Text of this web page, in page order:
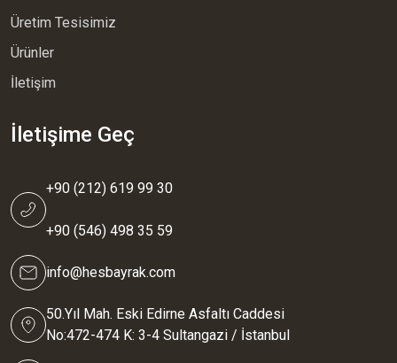
Üretim Tesisimiz
Ürünler
İletişim
İletişime Geç
+90 (212) 619 99 30
+90 (546) 498 35 59
info@hesbayrak.com
50.Yıl Mah. Eski Edirne Asfaltı Caddesi
No:472-474 K: 3-4 Sultangazi / İstanbul